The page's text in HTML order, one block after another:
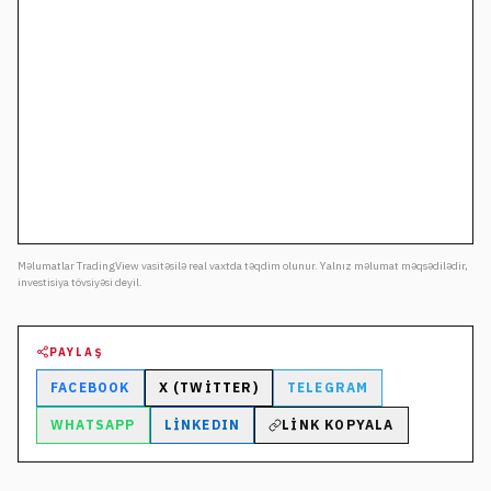
Məlumatlar TradingView vasitəsilə real vaxtda təqdim olunur. Yalnız məlumat məqsədilədir,
investisiya tövsiyəsi deyil.
PAYLAŞ
FACEBOOK X (TWITTER) TELEGRAM
WHATSAPP LINKEDIN LINK KOPYALA